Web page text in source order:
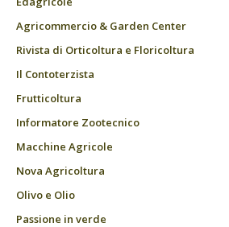
Agricommercio & Garden Center
Rivista di Orticoltura e Floricoltura
Il Contoterzista
Frutticoltura
Informatore Zootecnico
Macchine Agricole
Nova Agricoltura
Olivo e Olio
Passione in verde